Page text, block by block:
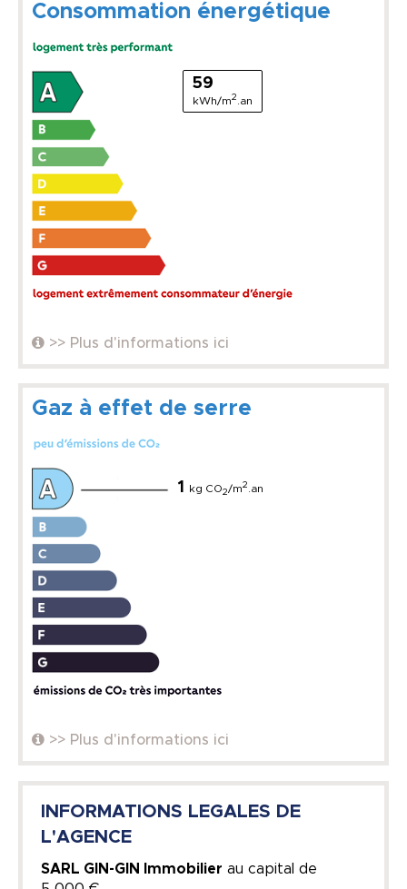
Consommation énergétique
59
kWh/m2 .an
>> Plus d'informations ici
Gaz à effet de serre
1 kg CO2/m2 .an
>> Plus d'informations ici
INFORMATIONS LEGALES DE
L'AGENCE
SARL GIN-GIN Immobilier au capital de